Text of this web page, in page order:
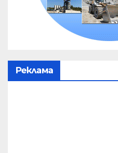
Реклама